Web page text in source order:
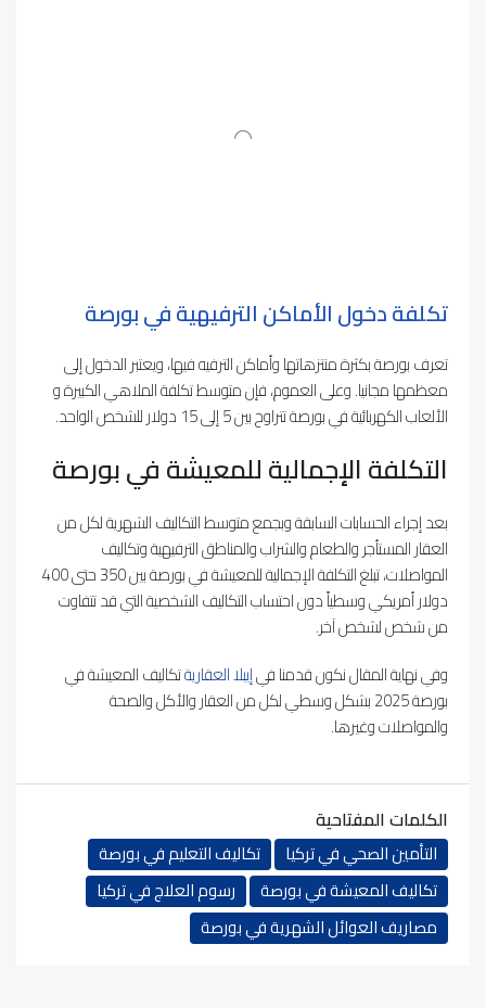
تكلفة دخول الأماكن الترفيهية في بورصة
تعرف بورصة بكثرة منتزهاتها وأماكن الترفيه فيها، ويعتبر الدخول إلى
معظمها مجانيا. وعلى العموم، فإن متوسط تكلفة الملاهي الكبيرة و
الألعاب الكهربائية في بورصة تتراوح بين 5 إلى 15 دولار للشخص الواحد.
التكلفة الإجمالية للمعيشة في بورصة
بعد إجراء الحسابات السابقة وبجمع متوسط التكاليف الشهرية لكل من
العقار المستأجر والطعام والشراب والمناطق الترفيهية وتكاليف
المواصلات، تبلغ التكلفة الإجمالية للمعيشة في بورصة بين 350 حتى 400
دولار أمريكي وسطياً دون احتساب التكاليف الشخصية التي قد تتفاوت
من شخص لشخص آخر.
وفي نهاية المقال نكون قدمنا فيإيبلا العقاريةتكاليف المعيشة في
بورصة 2025 بشكل وسطي لكل من العقار والأكل والصحة
والمواصلات وغيرها.
الكلمات المفتاحية
التأمين الصحي في تركيا
تكاليف التعليم في بورصة
تكاليف المعيشة في بورصة
رسوم العلاج في تركيا
مصاريف العوائل الشهرية في بورصة